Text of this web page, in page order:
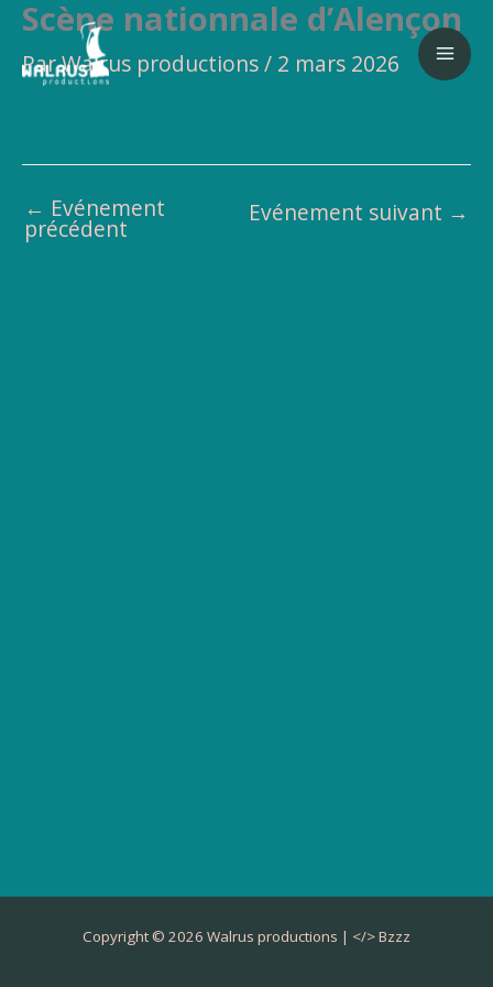
Aller
contenu
Scène nationnale d’Alençon
ParWalrus productions/ 2 mars 2026
← Evénement
précédent
Evénement suivant →
Copyright © 2026 Walrus productions | </>Bzzz